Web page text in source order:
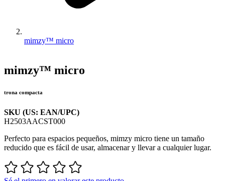
mimzy™ micro
mimzy™ micro
trona compacta
SKU (US: EAN/UPC)
H2503AACST000
Perfecto para espacios pequeños, mimzy micro tiene un tamaño
reducido que es fácil de usar, almacenar y llevar a cualquier lugar.